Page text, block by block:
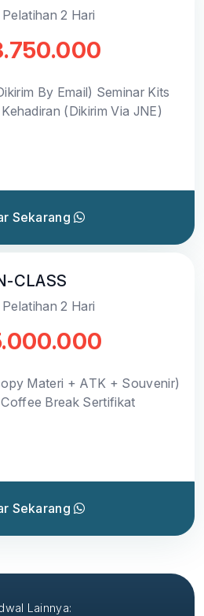
2 Hari
By Email) Seminar Kits
(Dikirim Via JNE)
Sekarang
CLASS
2 Hari
Materi + ATK + Souvenir)
Break Sertifikat
Sekarang
Lainnya: